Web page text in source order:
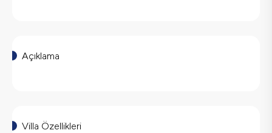
Açıklama
Villa Özellikleri